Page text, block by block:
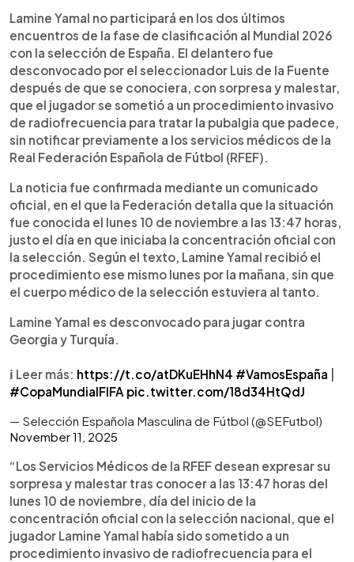
► Escuchar artículo
Lamine Yamal fue desconvocado de la selección
española para los partidos de clasificación al
Mundial 2026 tras someterse a un procedimiento
médico para tratar una pubalgia sin informar
previamente a los servicios médicos de la RFEF.
La Federación expresó su sorpresa y malestar por
no haber recibido aviso antes del tratamiento. En
reemplazo, fue convocado Jorge de Frutos. El FC
Barcelona sostiene que sí notificó a la Federación
sobre el procedimiento y que el jugador sigue
bajo supervisión médica. Ante la cercanía de los
partidos, la RFEF decidió priorizar la salud de
Yamal y liberarlo de la convocatoria.
Lamine Yamal no participará en los dos últimos
encuentros de la fase de clasificación al Mundial 2026
con la selección de España. El delantero fue
desconvocado por el seleccionador Luis de la Fuente
después de que se conociera, con sorpresa y malestar,
que el jugador se sometió a un procedimiento invasivo
de radiofrecuencia para tratar la pubalgia que padece,
sin notificar previamente a los servicios médicos de la
Real Federación Española de Fútbol (RFEF).
La noticia fue confirmada mediante un comunicado
oficial, en el que la Federación detalla que la situación
fue conocida el lunes 10 de noviembre a las 13:47 horas,
justo el día en que iniciaba la concentración oficial con
la selección. Según el texto, Lamine Yamal recibió el
procedimiento ese mismo lunes por la mañana, sin que
el cuerpo médico de la selección estuviera al tanto.
Lamine Yamal es desconvocado para jugar contra
Georgia y Turquía.
ℹ️ Leer más: https://t.co/atDKuEHhN4 #VamosEspaña
#CopaMundialFIFA pic.twitter.com/18d34HtQdJ
— Selección Española Masculina de Fútbol (@SEFutbol)
November 11, 2025
“Los Servicios Médicos de la RFEF desean expresar su
sorpresa y malestar tras conocer a las 13:47 horas del
lunes 10 de noviembre, día del inicio de la
concentración oficial con la selección nacional, que el
jugador Lamine Yamal había sido sometido a un
procedimiento invasivo de radiofrecuencia para el